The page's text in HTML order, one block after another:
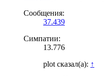
Сообщения:
37.439
Симпатии:
13.776
plot сказал(а): ↑